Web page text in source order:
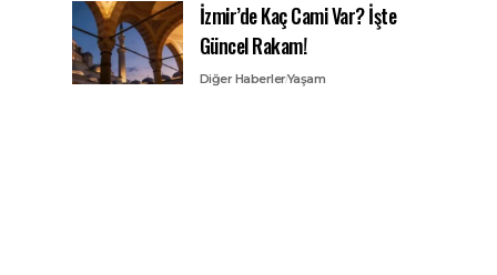
İzmir’de Kaç Cami Var? İşte
Güncel Rakam!
Diğer HaberlerYaşam